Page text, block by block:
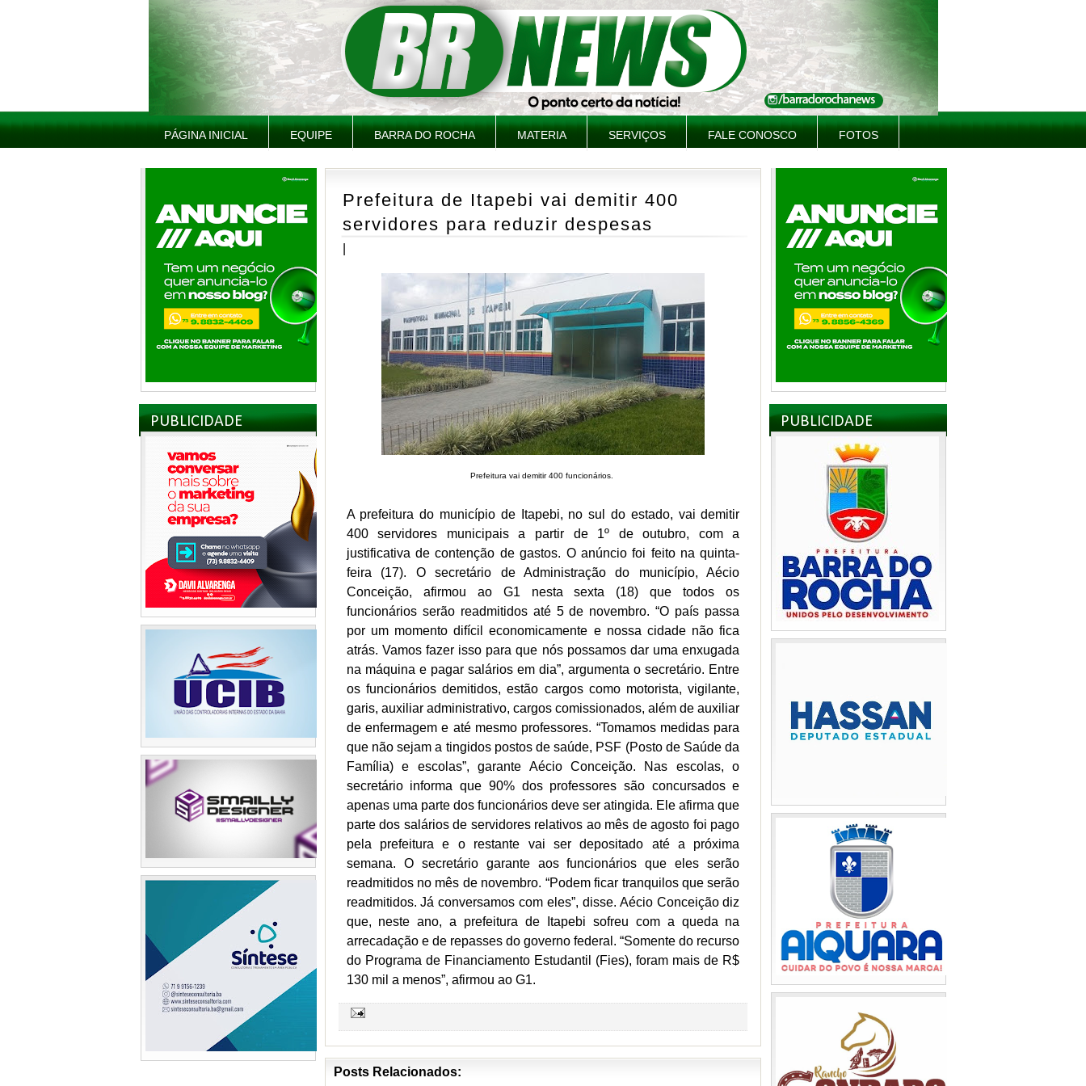
PÁGINA INICIAL EQUIPE BARRA DO ROCHA MATERIA SERVIÇOS FALE CONOSCO FOTOS
PUBLICIDADE
Prefeitura de Itapebi vai demitir 400
servidores para reduzir despesas
Prefeitura vai demitir 400 funcionários.
A prefeitura do município de Itapebi, no sul do estado, vai demitir
400 servidores municipais a partir de 1º de outubro, com a
justificativa de contenção de gastos. O anúncio foi feito na quinta-
feira (17). O secretário de Administração do município, Aécio
Conceição, afirmou ao G1 nesta sexta (18) que todos os
funcionários serão readmitidos até 5 de novembro. “O país passa
por um momento difícil economicamente e nossa cidade não fica
atrás. Vamos fazer isso para que nós possamos dar uma enxugada
na máquina e pagar salários em dia”, argumenta o secretário. Entre
os funcionários demitidos, estão cargos como motorista, vigilante,
garis, auxiliar administrativo, cargos comissionados, além de auxiliar
de enfermagem e até mesmo professores. “Tomamos medidas para
que não sejam a tingidos postos de saúde, PSF (Posto de Saúde da
Família) e escolas”, garante Aécio Conceição. Nas escolas, o
secretário informa que 90% dos professores são concursados e
apenas uma parte dos funcionários deve ser atingida. Ele afirma que
parte dos salários de servidores relativos ao mês de agosto foi pago
pela prefeitura e o restante vai ser depositado até a próxima
semana. O secretário garante aos funcionários que eles serão
readmitidos no mês de novembro. “Podem ficar tranquilos que serão
readmitidos. Já conversamos com eles”, disse. Aécio Conceição diz
que, neste ano, a prefeitura de Itapebi sofreu com a queda na
arrecadação e de repasses do governo federal. “Somente do recurso
do Programa de Financiamento Estudantil (Fies), foram mais de R$
130 mil a menos”, afirmou ao G1.
Posts Relacionados:
PUBLICIDADE